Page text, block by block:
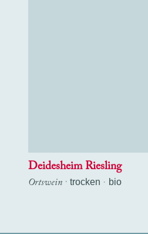
Deidesheim Riesling
Ortswein · trocken bio